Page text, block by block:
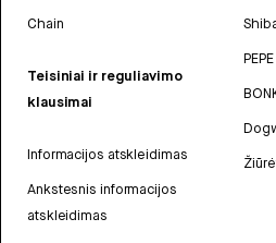
Chain
Teisiniai ir reguliavimo
klausimai
Informacijos atskleidimas
Ankstesnis informacijos
atskleidimas